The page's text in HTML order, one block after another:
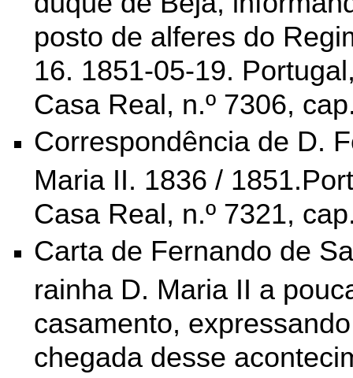
posto de alferes do
16. 1851-05-19.
Casa Real, n.º 7306,
Correspondência de D.
Maria II. 1836 /
Casa Real, n.º 7321,
Carta de Fernando de
rainha D. Maria II a
casamento,
chegada desse